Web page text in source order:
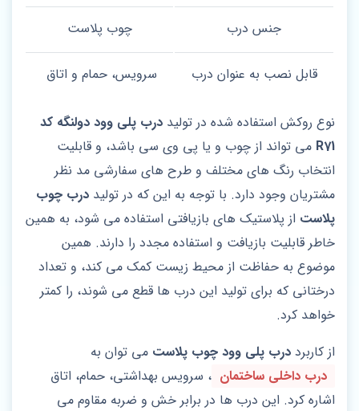
جنس درب چوب پلاست
قابل نصب به عنوان درب سرویس، حمام و اتاق
نوع روکش استفاده شده در تولید درب پلی وود دولنگه کد
R71 می تواند از چوب و یا پی وی سی باشد، و قابلیت
انتخاب رنگ های مختلف و طرح های سفارشی مد نظر
مشتریان وجود دارد. با توجه به این که در تولید درب چوب
پلاست از پلاستیک‌ های بازیافتی استفاده می شود، به همین
خاطر قابلیت بازیافت و استفاده مجدد را دارند. همین
موضوع به حفاظت از محیط زیست کمک می کند، و تعداد
درختانی که برای تولید این درب ها قطع می شوند، را کمتر
خواهد کرد.
از کاربرد درب پلی وود چوب پلاست می توان به
درب‌ داخلی ساختمان ، سرویس بهداشتی، حمام، اتاق
اشاره کرد. این درب ها در برابر خش و ضربه مقاوم می